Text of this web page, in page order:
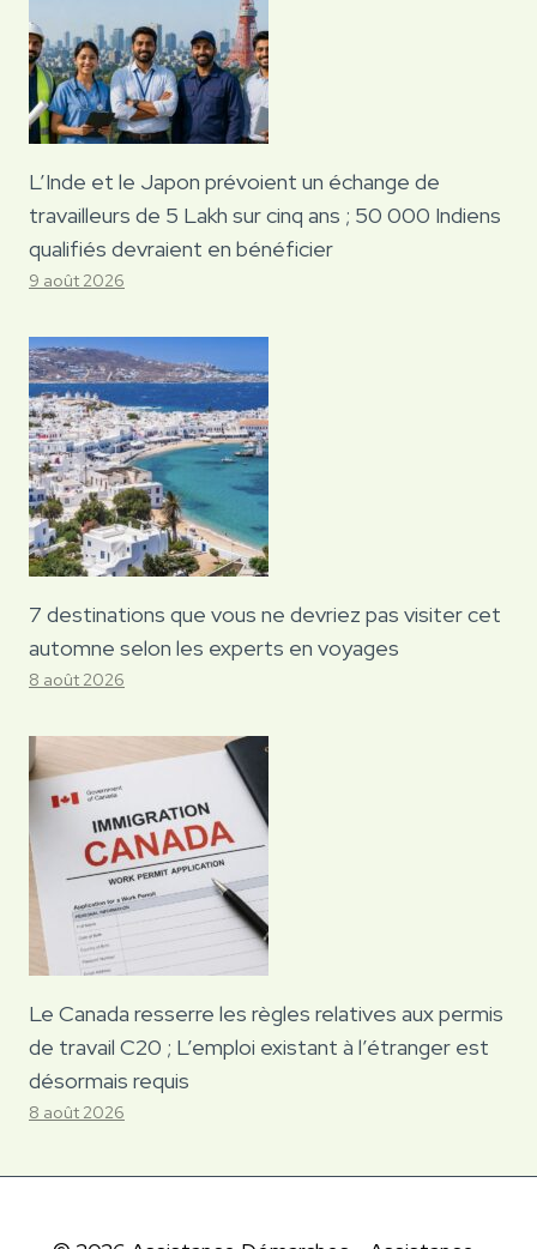
L’Inde et le Japon prévoient un échange de
travailleurs de 5 Lakh sur cinq ans ; 50 000 Indiens
qualifiés devraient en bénéficier
9 août 2026
7 destinations que vous ne devriez pas visiter cet
automne selon les experts en voyages
8 août 2026
Le Canada resserre les règles relatives aux permis
de travail C20 ; L’emploi existant à l’étranger est
désormais requis
8 août 2026